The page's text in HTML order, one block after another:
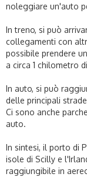
noleggiare un'auto
In treno, si può
collegamenti con
possibile prendere
a circa 1 chilometro
In auto, si può
delle principali
Ci sono anche
auto.
In sintesi, il porto di
isole di Scilly e
raggiungibile in